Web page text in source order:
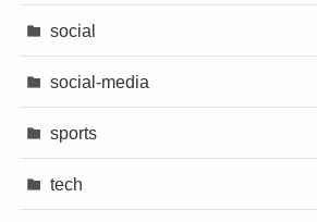
social
social-media
sports
tech